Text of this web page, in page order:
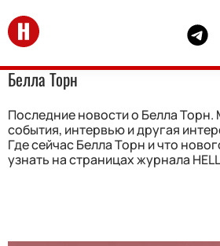
Перейти на главную
Белла Торн
Последние новости о Белла Торн.
события, интервью и другая
Где сейчас Белла Торн и что
узнать на страницах журнала